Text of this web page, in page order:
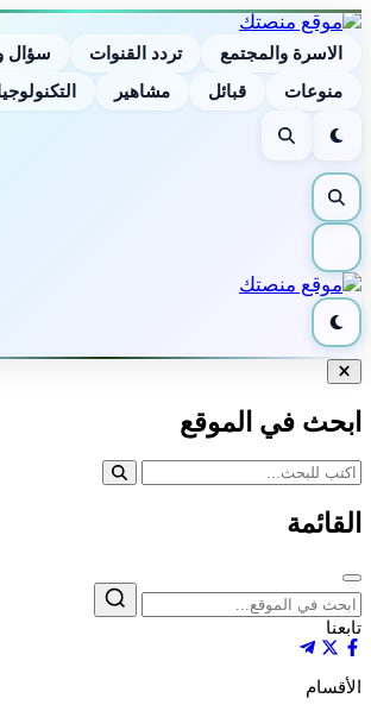
الاسرة والمجتمع تردد القنوات
سؤال
منوعات
قبائل مشاهير
الوضع
بحث
بحث
القائمة
الوضع
الليلي
إغلاق
ابحث في الموقع
القائمة
إغلاق
بحث
تابعنا
الأقسام